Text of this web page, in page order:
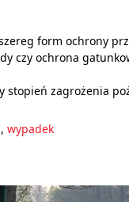
form ochrony
czy ochrona
stopień zagrożenia
, wypadek